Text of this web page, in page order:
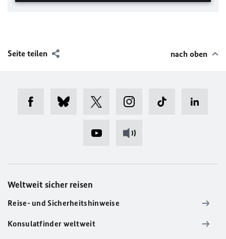
Seite teilen nach oben
Weltweit sicher reisen
Reise- und Sicherheitshinweise
Konsulatfinder weltweit